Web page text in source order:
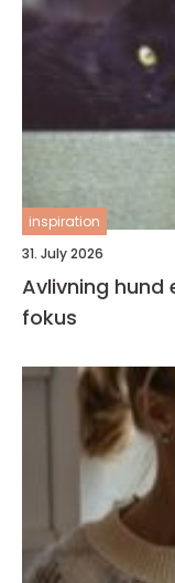
inspiration
31. July 2026
Avlivning hund ett svårt beslut med omsorg i
fokus